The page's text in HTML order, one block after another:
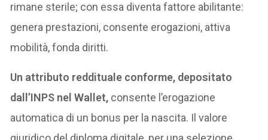
rimane sterile; con essa diventa fattore abilitante:
genera prestazioni, consente erogazioni, attiva
mobilità, fonda diritti.
Un attributo reddituale conforme, depositato
dall’INPS nel Wallet, consente l’erogazione
automatica di un bonus per la nascita. Il valore